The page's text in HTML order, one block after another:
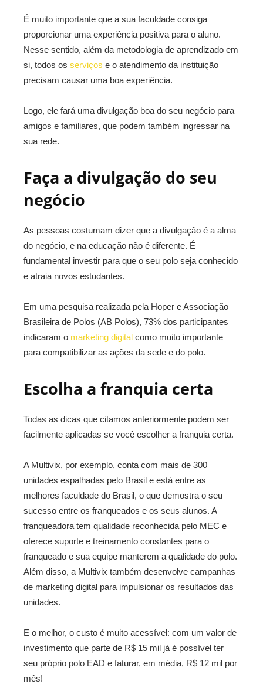
É muito importante que a sua faculdade consiga
proporcionar uma experiência positiva para o aluno.
Nesse sentido, além da metodologia de aprendizado em
si, todos os serviços e o atendimento da instituição
precisam causar uma boa experiência.
Logo, ele fará uma divulgação boa do seu negócio para
amigos e familiares, que podem também ingressar na
sua rede.
Faça a divulgação do seu
negócio
As pessoas costumam dizer que a divulgação é a alma
do negócio, e na educação não é diferente. É
fundamental investir para que o seu polo seja conhecido
e atraia novos estudantes.
Em uma pesquisa realizada pela Hoper e Associação
Brasileira de Polos (AB Polos), 73% dos participantes
indicaram o marketing digital como muito importante
para compatibilizar as ações da sede e do polo.
Escolha a franquia certa
Todas as dicas que citamos anteriormente podem ser
facilmente aplicadas se você escolher a franquia certa.
A Multivix, por exemplo, conta com mais de 300
unidades espalhadas pelo Brasil e está entre as
melhores faculdade do Brasil, o que demostra o seu
sucesso entre os franqueados e os seus alunos. A
franqueadora tem qualidade reconhecida pelo MEC e
oferece suporte e treinamento constantes para o
franqueado e sua equipe manterem a qualidade do polo.
Além disso, a Multivix também desenvolve campanhas
de marketing digital para impulsionar os resultados das
unidades.
E o melhor, o custo é muito acessível: com um valor de
investimento que parte de R$ 15 mil já é possível ter
seu próprio polo EAD e faturar, em média, R$ 12 mil por
mês!